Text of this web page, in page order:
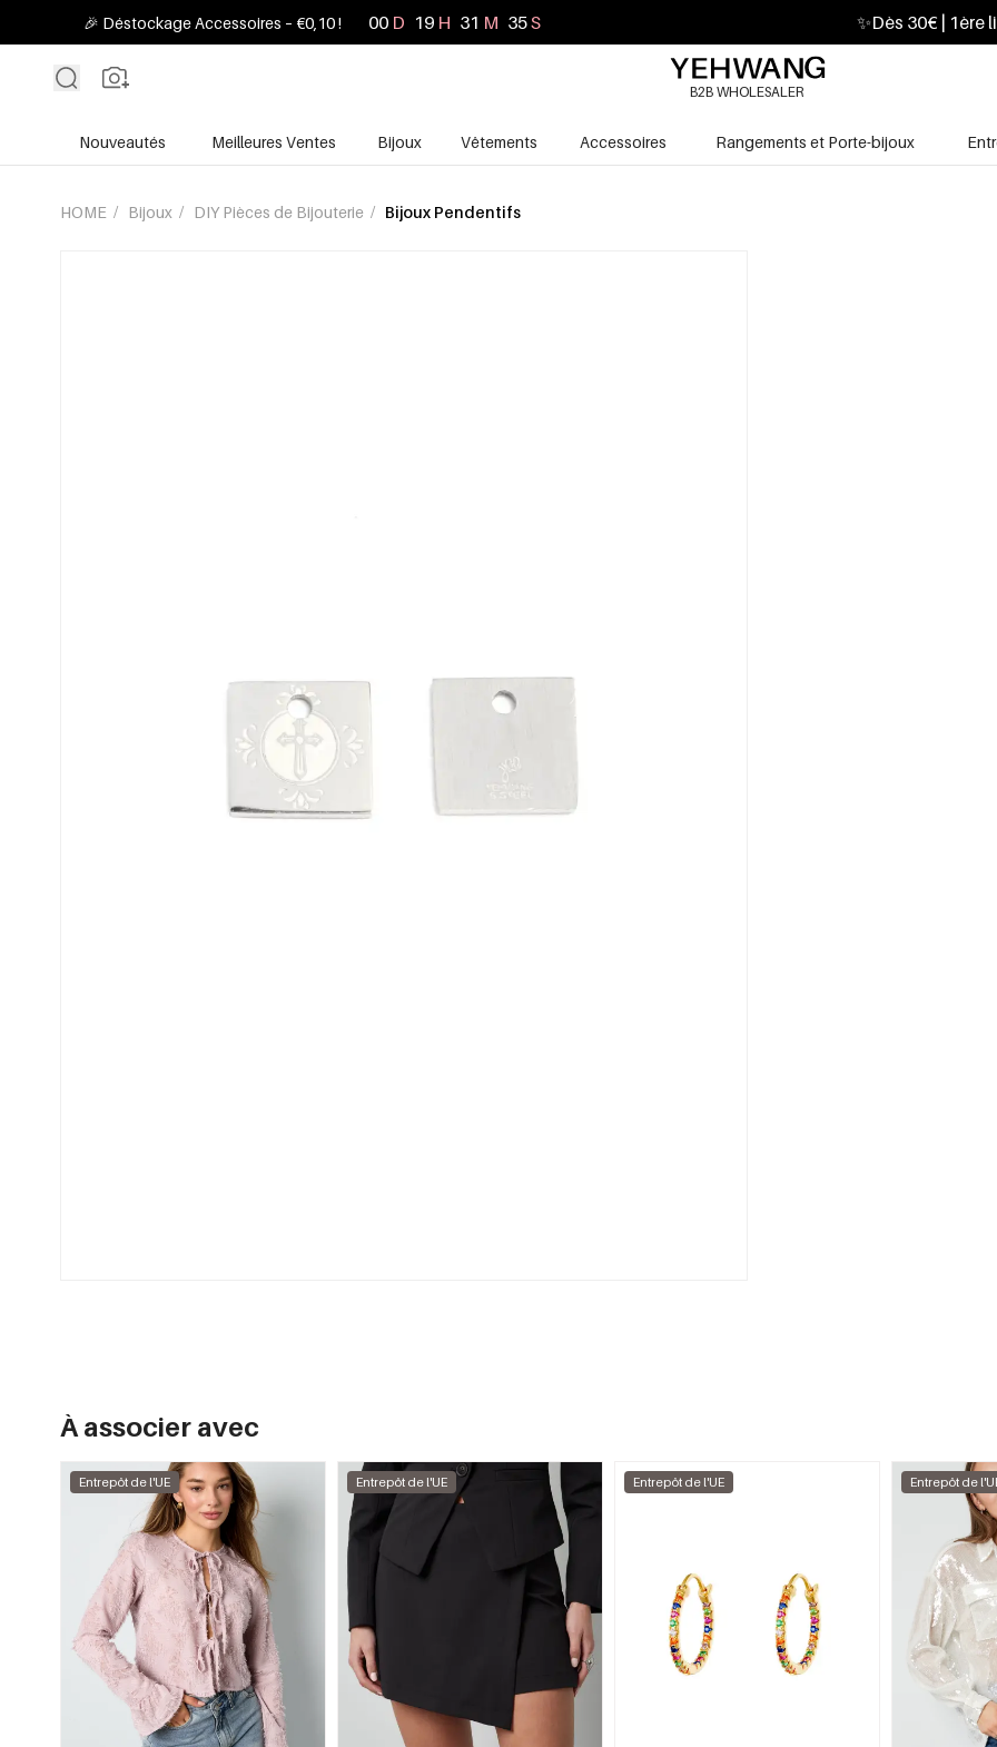
🎉 Déstockage Accessoires – €0,10 ! 00 D 19 H 31 M 34S ✨Dès 30€ | 1ère
B2B WHOLESALER
Nouveautés Meilleures Ventes Bijoux Vêtements Accessoires Rangements et Porte-bijoux
HOME / Bijoux / DIY Pièces de Bijouterie / Bijoux Pendentifs
À associer avec
Entrepôt de l'UE Entrepôt de l'UE Entrepôt de l'UE Entrepôt de